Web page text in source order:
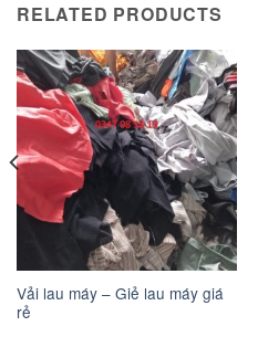
RELATED PRODUCTS
Vải lau máy – Giẻ lau máy giá
rẻ